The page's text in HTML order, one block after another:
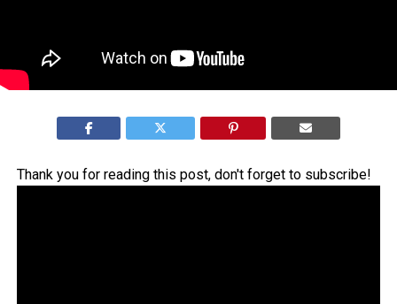
Thank you for reading this post, don't forget to subscribe!